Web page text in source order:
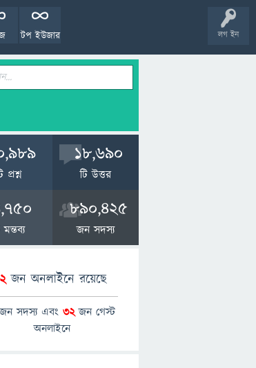
লগ ইন
টপ ইউজার
প্রশ্ন
18,690
টি উত্তর
মন্তব্য
890,425
জন সদস্য
জন অনলাইনে রয়েছে
সদস্য এবং 32জন গেস্ট
অনলাইনে